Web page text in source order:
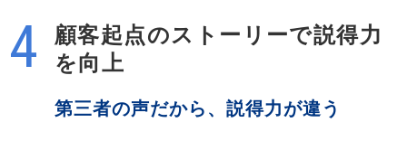
顧客起点のストーリーで説得力
を向上
第三者の声だから、説得力が違う